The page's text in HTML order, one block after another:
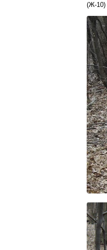
(Ж-10)